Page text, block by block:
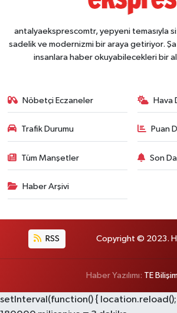
antalyaeksprescomtr, yepyeni temasıyla
sadelik ve modernizmi bir araya getiriyor.
insanlara haber okuyabilecekleri bir
Nöbetçi Eczaneler Hava
Trafik Durumu Puan
Tüm Manşetler Son
Haber Arşivi
RSS Copyright © 2023.
Haber Yazılımı: TE
setInterval(function() {